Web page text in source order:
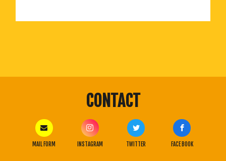
CONTACT
MAIL FORM INSTAGRAM TWITTER FACE BOOK